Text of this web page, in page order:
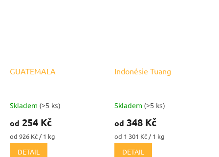
GUATEMALA
Skladem (>5 ks)
od 254 Kč
Měrná
cena:
od 926 Kč / 1 kg
DETAIL
Indonésie Tuang
Skladem (>5 ks)
od 348 Kč
Měrná
cena:
od 1 301 Kč / 1 kg
DETAIL